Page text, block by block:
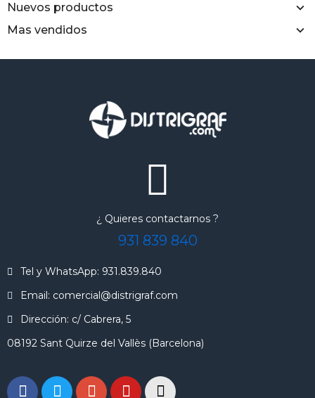
Nuevos productos
Mas vendidos
¿ Quieres contactarnos ?
931 839 840
Tel y WhatsApp: 931.839.840
Email: comercial@distrigraf.com
Dirección: c/ Cabrera, 5
08192 Sant Quirze del Vallès (Barcelona)